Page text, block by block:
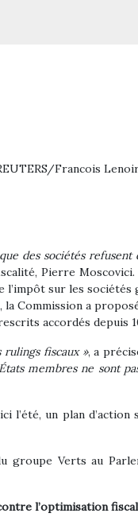
Francois
des sociétés
Pierre
l’impôt sur les
la Commission a
accordés depuis
rulings fiscaux », a
membres ne sont
l’été, un plan
groupe Verts au
l’optimisation